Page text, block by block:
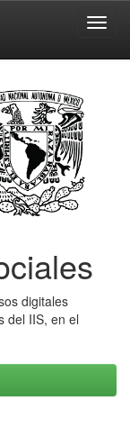
digitales
del IIS, en el